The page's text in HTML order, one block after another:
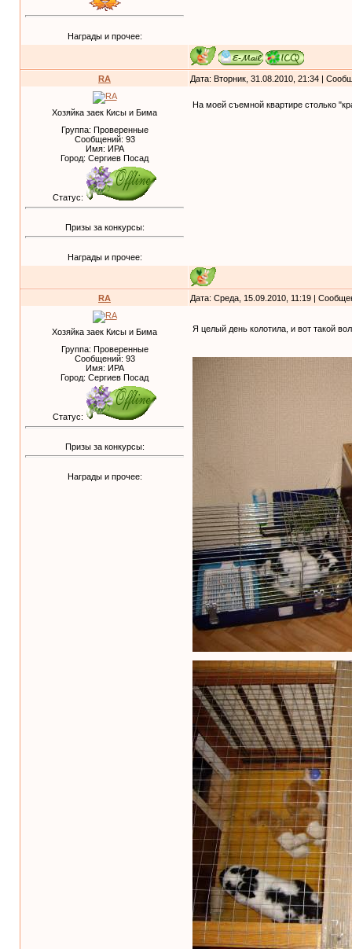
Награды и прочее:
RA Дата: Вторник, 31.08.2010, 21:34 |
Хозяйка заек Кисы и Бима
Группа: Проверенные
Сообщений: 93
Имя: ИРА
Город: Сергиев Посад
Статус:
Призы за конкурсы:
Награды и прочее:
На моей съемной квартире столько
RA Дата: Среда, 15.09.2010, 11:19 |
Хозяйка заек Кисы и Бима
Группа: Проверенные
Сообщений: 93
Имя: ИРА
Город: Сергиев Посад
Статус:
Призы за конкурсы:
Награды и прочее:
Я целый день колотила, и вот такой